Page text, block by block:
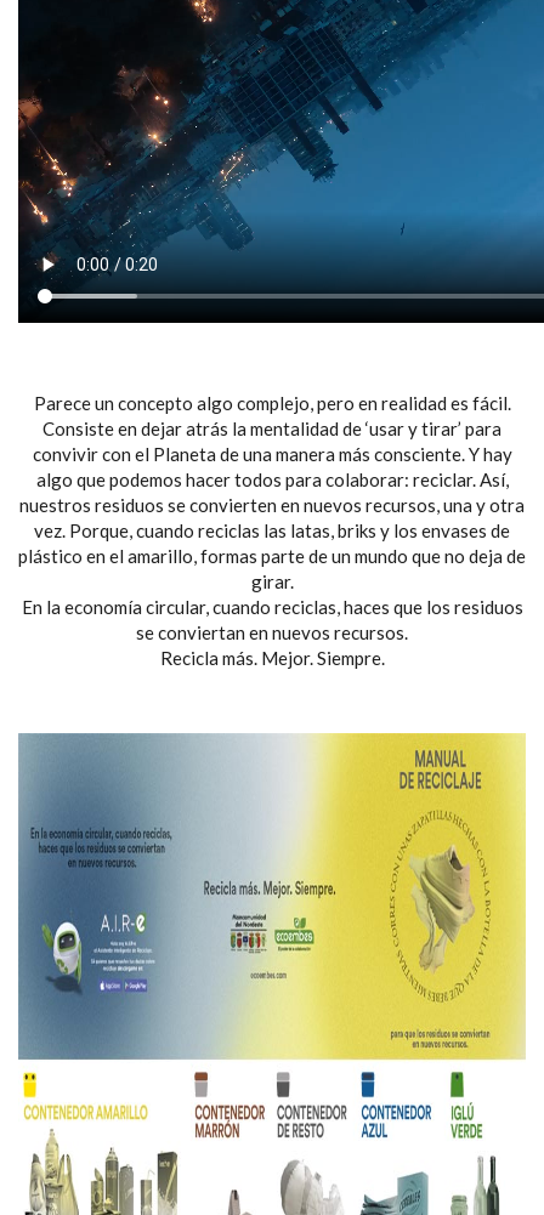
Parece un concepto algo complejo, pero en realidad es fácil.
Consiste en dejar atrás la mentalidad de ‘usar y tirar’ para
convivir con el Planeta de una manera más consciente. Y hay
algo que podemos hacer todos para colaborar: reciclar. Así,
nuestros residuos se convierten en nuevos recursos, una y otra
vez. Porque, cuando reciclas las latas, briks y los envases de
plástico en el amarillo, formas parte de un mundo que no deja de
girar.
En la economía circular, cuando reciclas, haces que los residuos
se conviertan en nuevos recursos.
Recicla más. Mejor. Siempre.